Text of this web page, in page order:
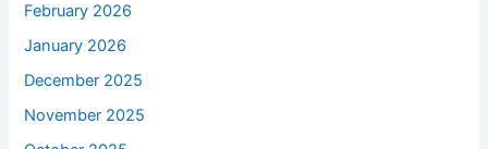
February 2026
January 2026
December 2025
November 2025